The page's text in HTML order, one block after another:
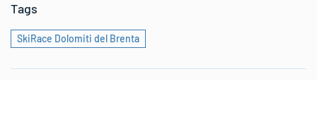
Tags
SkiRace Dolomiti del Brenta